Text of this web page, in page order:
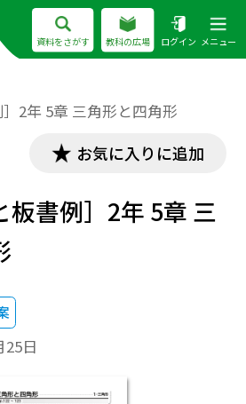
資料をさがす 教科の広場 ログイン メニュー
］2年 5章 三角形と四角形
お気に入りに追加
板書例］2年 5章 三
25日